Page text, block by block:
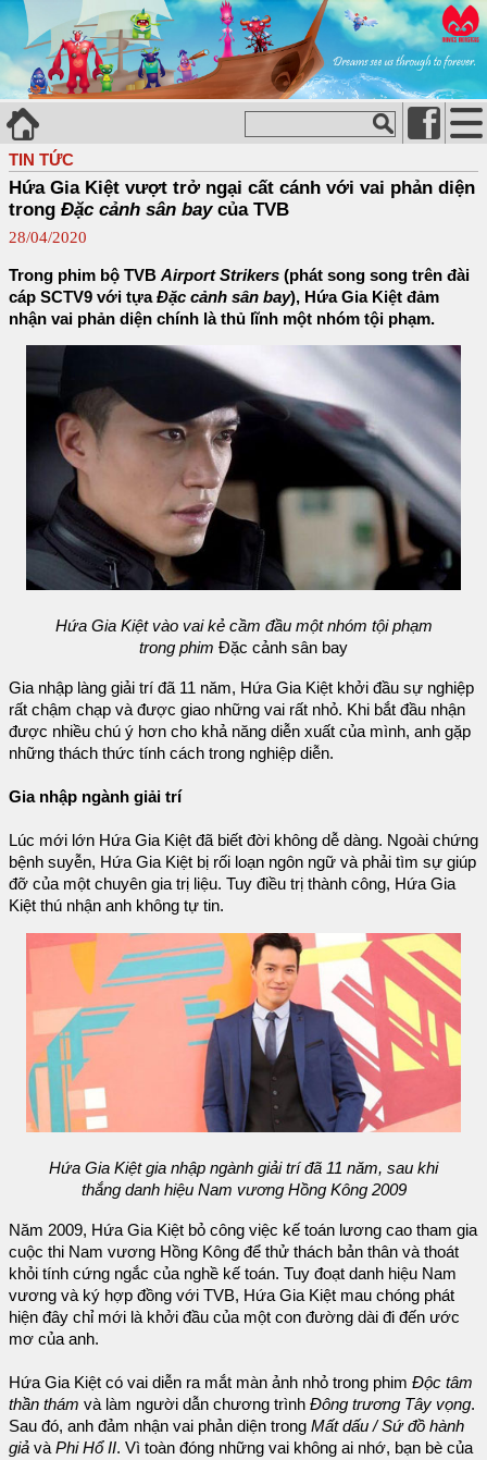
TIN TỨC
Hứa Gia Kiệt vượt trở ngại cất cánh với vai phản diện
trong Đặc cảnh sân baycủa TVB
28/04/2020
Trong phim bộ TVB Airport Strikers (phát song song trên đài
cáp SCTV9 với tựaĐặc cảnh sân bay), Hứa Gia Kiệt đảm
nhận vai phản diện chính là thủ lĩnh một nhóm tội phạm.
Hứa Gia Kiệt vào vai kẻ cầm đầu một nhóm tội phạm
trong phim Đặc cảnh sân bay
Gia nhập làng giải trí đã 11 năm, Hứa Gia Kiệt khởi đầu sự nghiệp
rất chậm chạp và được giao những vai rất nhỏ. Khi bắt đầu nhận
được nhiều chú ý hơn cho khả năng diễn xuất của mình, anh gặp
những thách thức tính cách trong nghiệp diễn.
Gia nhập ngành giải trí
Lúc mới lớn Hứa Gia Kiệt đã biết đời không dễ dàng. Ngoài chứng
bệnh suyễn, Hứa Gia Kiệt bị rối loạn ngôn ngữ và phải tìm sự giúp
đỡ của một chuyên gia trị liệu. Tuy điều trị thành công, Hứa Gia
Kiệt thú nhận anh không tự tin.
Hứa Gia Kiệt gia nhập ngành giải trí đã 11 năm, sau khi
thắng danh hiệu Nam vương Hồng Kông 2009
Năm 2009, Hứa Gia Kiệt bỏ công việc kế toán lương cao tham gia
cuộc thi Nam vương Hồng Kông để thử thách bản thân và thoát
khỏi tính cứng ngắc của nghề kế toán. Tuy đoạt danh hiệu Nam
vương và ký hợp đồng với TVB, Hứa Gia Kiệt mau chóng phát
hiện đây chỉ mới là khởi đầu của một con đường dài đi đến ước
mơ của anh.
Hứa Gia Kiệt có vai diễn ra mắt màn ảnh nhỏ trong phim Độc tâm
thần thám và làm người dẫn chương trình Đông trương Tây vọng.
Sau đó, anh đảm nhận vai phản diện trong Mất dấu / Sứ đồ hành
giả vàPhi Hổ II. Vì toàn đóng những vai không ai nhớ, bạn bè của